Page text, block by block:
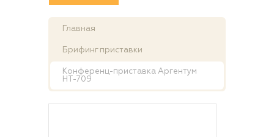
Главная
Брифинг приставки
Конференц-приставка Аргентум
НТ-709